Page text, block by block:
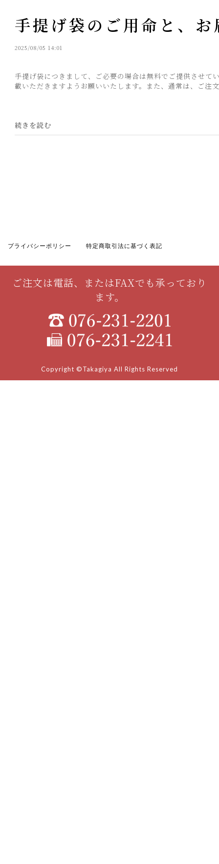
手提げ袋のご用命と、
2025/08/05 14:01
手提げ袋につきまして、ご必要の場合は無料でご提供させ
載いただきますようお願いいたします。また、通常は、ご注
続きを読む
プライバシーポリシー 特定商取引法に基づく表記
ご注文は電話、またはFAXでも承っており
ます。
Copyright ©Takagiya All Rights Reserved